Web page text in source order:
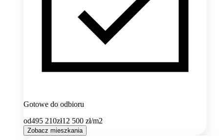
Gotowe do odbioru
od495 210zł12 500 zł/m2
Zobacz mieszkania